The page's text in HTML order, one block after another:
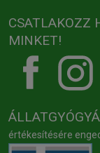
CSATLAKOZZ
MINKET!
értékesítésére